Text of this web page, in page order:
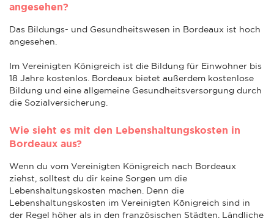
angesehen?
Das Bildungs- und Gesundheitswesen in Bordeaux ist hoch
angesehen.
Im Vereinigten Königreich ist die Bildung für Einwohner bis
18 Jahre kostenlos. Bordeaux bietet außerdem kostenlose
Bildung und eine allgemeine Gesundheitsversorgung durch
die Sozialversicherung.
Wie sieht es mit den Lebenshaltungskosten in
Bordeaux aus?
Wenn du vom Vereinigten Königreich nach Bordeaux
ziehst, solltest du dir keine Sorgen um die
Lebenshaltungskosten machen. Denn die
Lebenshaltungskosten im Vereinigten Königreich sind in
der Regel höher als in den französischen Städten. Ländliche